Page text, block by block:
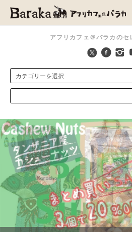
アフリカフェ＠バラカのセ